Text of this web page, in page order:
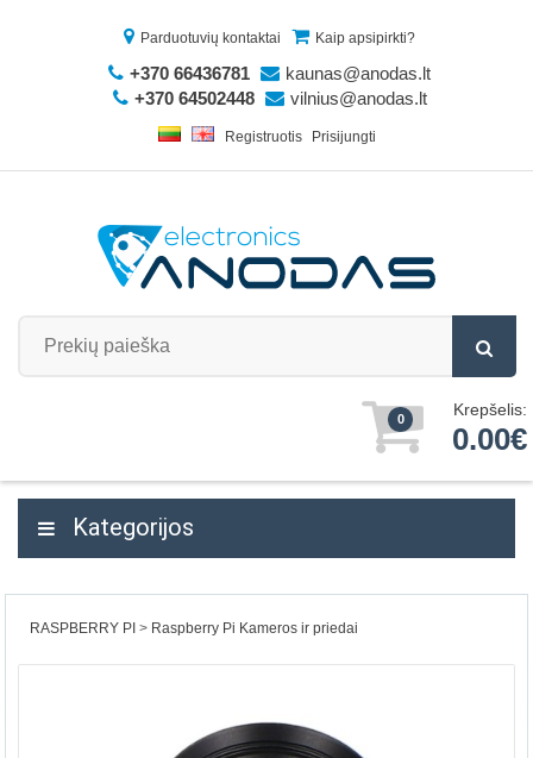
Parduotuvių kontaktai Kaip apsipirkti?
+370 66436781
kaunas@anodas.lt
+370 64502448
vilnius@anodas.lt
Registruotis Prisijungti
0 Krepšelis:
0.00€
Kategorijos
RASPBERRY PI Raspberry Pi Kameros ir priedai